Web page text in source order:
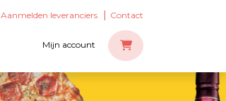
Aanmelden leveranciers Contact
Mijn account